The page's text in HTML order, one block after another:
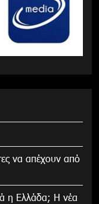
να απέχουν από
η Ελλάδα; Η νέα